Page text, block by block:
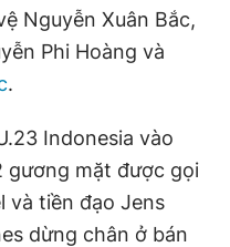
Nguyễn Xuân Bắc,
Phi Hoàng và
.
Indonesia vào
gương mặt được gọi
và tiền đạo Jens
dừng chân ở bán